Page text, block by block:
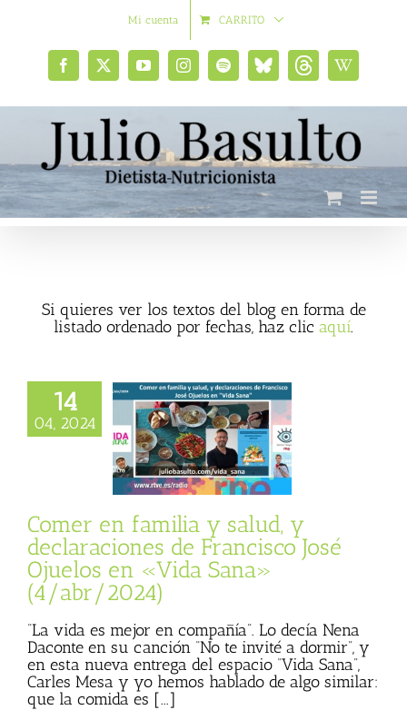
Mi cuenta CARRITO
Facebook
X YouTubeInstagramSpotifyBluesky
social
ThreadsWikipedia
Si quieres ver los textos del blog en forma de
listado ordenado por fechas, haz clic aquí.
14
04, 2024
familia y salud,
de
José Ojuelos en
Vida Sana
Comer en familia y salud, y
declaraciones de Francisco José
Ojuelos en «Vida Sana»
(4/abr/2024)
“La vida es mejor en compañía”. Lo decía Nena
Daconte en su canción “No te invité a dormir”, y
en esta nueva entrega del espacio “Vida Sana”,
Carles Mesa y yo hemos hablado de algo similar:
que la comida es [...]